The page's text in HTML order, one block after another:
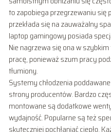
to zapobiega przegrzewaniu się
przekłada się na zauważalny
laptop gamingowy posiada
Nie nagrzewa się ona w
pracę, ponieważ szum pracy
tłumiony.
Systemy chłodzenia
strony producentów. Bardzo
montowane są dodatkowe
wydajność. Popularne są też
skuteczniej pochłaniać ciepło.